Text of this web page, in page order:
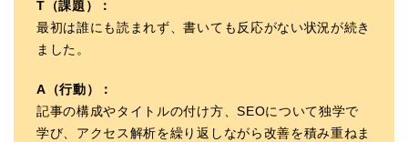
T（課題）：
最初は誰にも読まれず、書いても反応がない状況が続き
ました。
A（行動）：
記事の構成やタイトルの付け方、SEOについて独学で
学び、アクセス解析を繰り返しながら改善を積み重ねま